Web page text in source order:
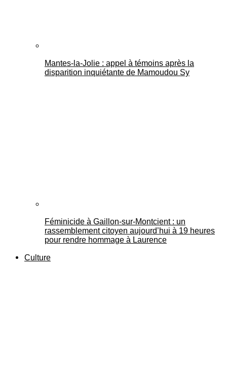
Mantes-la-Jolie : appel à témoins après la
disparition inquiétante de Mamoudou Sy
Féminicide à Gaillon‑sur‑Montcient : un
rassemblement citoyen aujourd’hui à 19 heures
pour rendre hommage à Laurence
Culture